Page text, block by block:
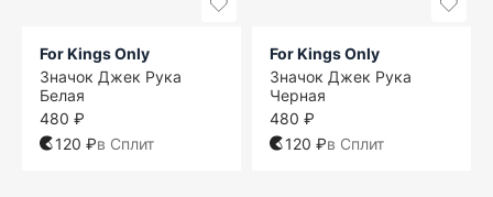
For Kings Only
Значок Джек Рука
Белая
480 ₽
120 ₽в Сплит
For Kings Only
Значок Джек Рука
Черная
480 ₽
120 ₽в Сплит